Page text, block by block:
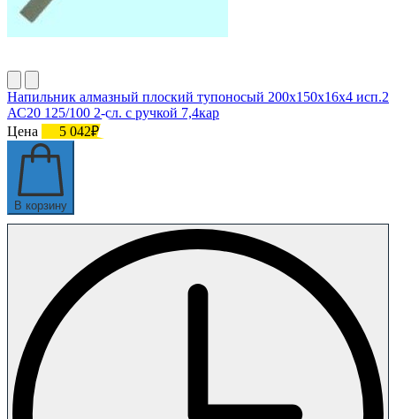
Напильник алмазный плоский тупоносый 200х150х16х4 исп.2
АС20 125/100 2-сл. с ручкой 7,4кар
Цена
5 042₽
В корзину